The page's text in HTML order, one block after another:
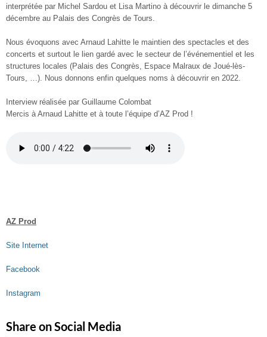
interprétée par Michel Sardou et Lisa Martino à découvrir le dimanche 5
décembre au Palais des Congrès de Tours.
Nous évoquons avec Arnaud Lahitte le maintien des spectacles et des
concerts et surtout le lien gardé avec le secteur de l’événementiel et les
structures locales (Palais des Congrès, Espace Malraux de Joué-lès-
Tours, …). Nous donnons enfin quelques noms à découvrir en 2022.
Interview réalisée par Guillaume Colombat
Mercis à Arnaud Lahitte et à toute l’équipe d’AZ Prod !
AZ Prod
Site Internet
Facebook
Instagram
Share on Social Media